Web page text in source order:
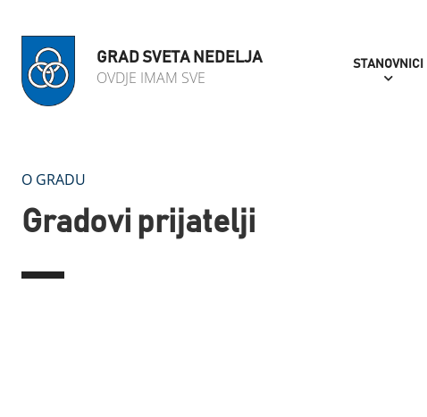
GRAD SVETA NEDELJA
OVDJE IMAM SVE
STANOVNICI
O GRADU
Gradovi prijatelji